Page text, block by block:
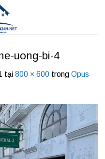
uong-bi-4
tại 800 × 600 trong Opus